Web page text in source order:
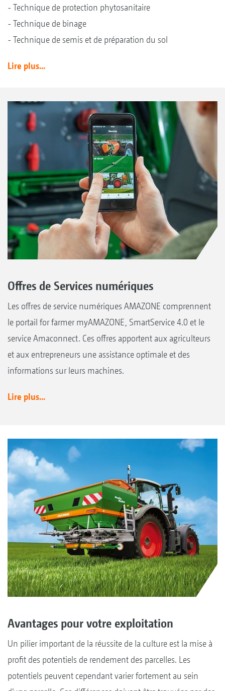
- Technique de protection phytosanitaire
- Technique de binage
- Technique de semis et de préparation du sol
Lire plus...
Offres de Services numériques
Les offres de service numériques AMAZONE comprennent
le portail for farmer myAMAZONE, SmartService 4.0 et le
service Amaconnect. Ces offres apportent aux agriculteurs
et aux entrepreneurs une assistance optimale et des
informations sur leurs machines.
Lire plus...
Avantages pour votre exploitation
Un pilier important de la réussite de la culture est la mise à
profit des potentiels de rendement des parcelles. Les
potentiels peuvent cependant varier fortement au sein